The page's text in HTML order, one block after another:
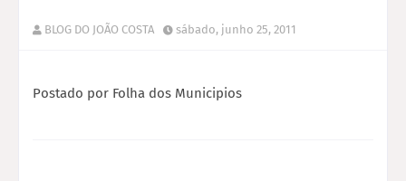
BLOG DO JOÃO COSTA sábado, junho 25, 2011
Postado por Folha dos Municipios